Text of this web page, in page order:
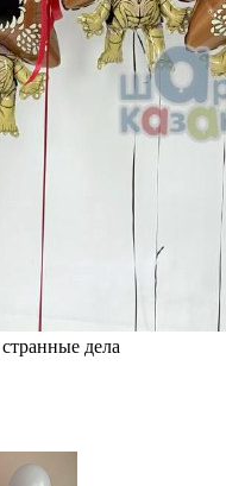
дела